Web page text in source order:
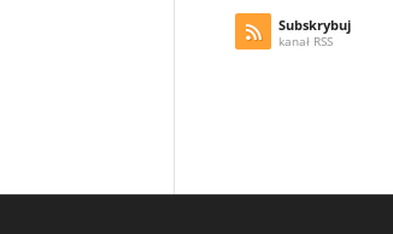
Subskrybuj
kanał RSS